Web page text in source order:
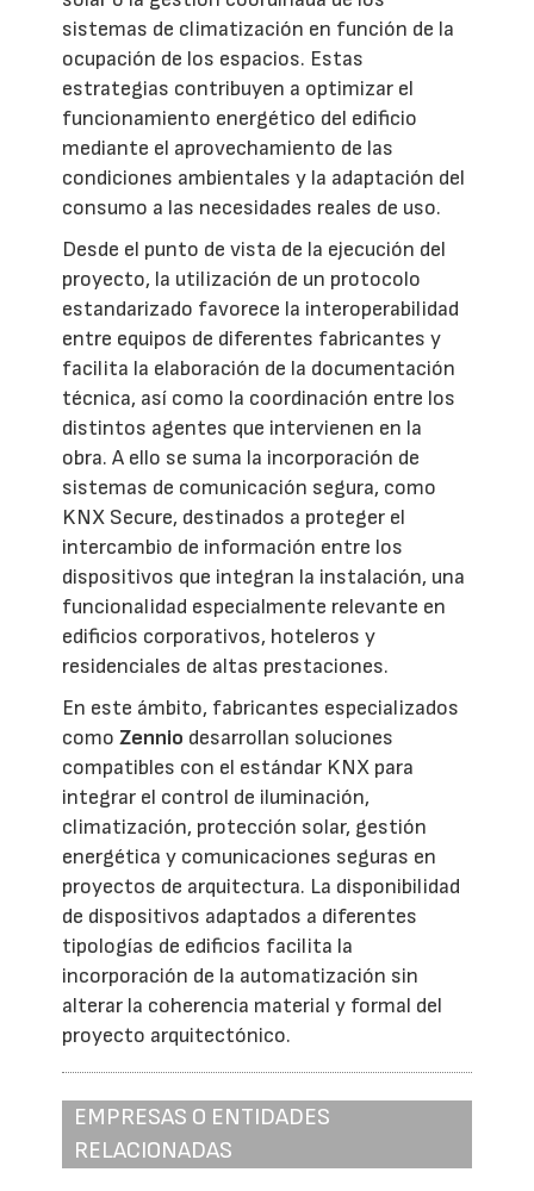
sistemas de climatización en función de la
ocupación de los espacios. Estas
estrategias contribuyen a optimizar el
funcionamiento energético del edificio
mediante el aprovechamiento de las
condiciones ambientales y la adaptación del
consumo a las necesidades reales de uso.
Desde el punto de vista de la ejecución del
proyecto, la utilización de un protocolo
estandarizado favorece la interoperabilidad
entre equipos de diferentes fabricantes y
facilita la elaboración de la documentación
técnica, así como la coordinación entre los
distintos agentes que intervienen en la
obra. A ello se suma la incorporación de
sistemas de comunicación segura, como
KNX Secure, destinados a proteger el
intercambio de información entre los
dispositivos que integran la instalación, una
funcionalidad especialmente relevante en
edificios corporativos, hoteleros y
residenciales de altas prestaciones.
En este ámbito, fabricantes especializados
comoZennio desarrollan soluciones
compatibles con el estándar KNX para
integrar el control de iluminación,
climatización, protección solar, gestión
energética y comunicaciones seguras en
proyectos de arquitectura. La disponibilidad
de dispositivos adaptados a diferentes
tipologías de edificios facilita la
incorporación de la automatización sin
alterar la coherencia material y formal del
proyecto arquitectónico.
EMPRESAS O ENTIDADES
RELACIONADAS